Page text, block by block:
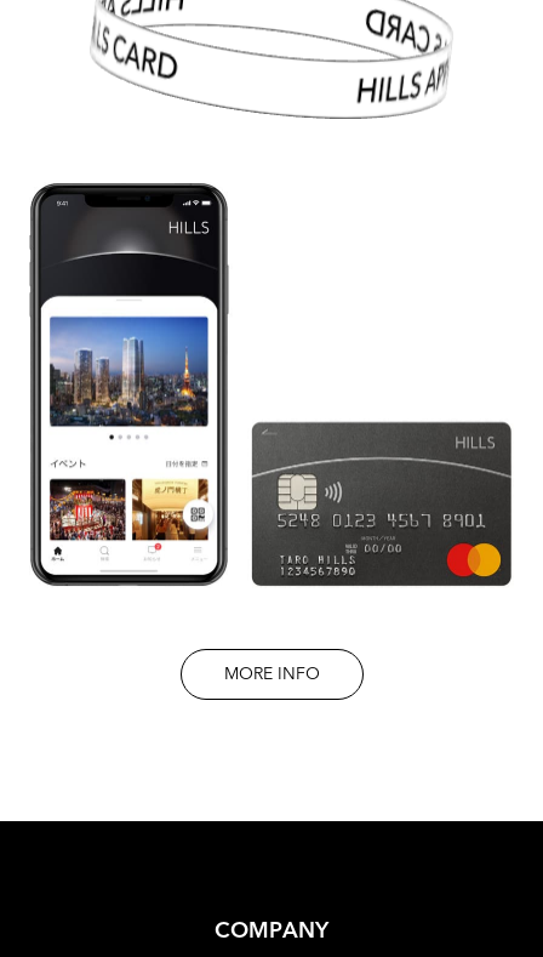
HILLS APP/HILLS CARD
MORE INFO
COMPANY